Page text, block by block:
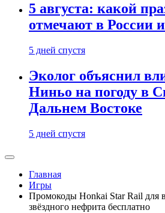
5 августа: какой
отмечают в России
5 дней спустя
Эколог объяснил
Ниньо на погоду в
Дальнем Востоке
5 дней спустя
Главная
Игры
Промокоды Honkai Star Rail для
звёздного нефрита бесплатно